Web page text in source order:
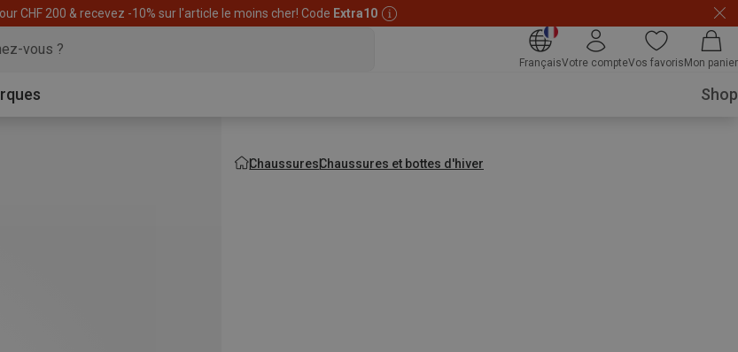
CHF 200 & recevez -10% sur l'article le moins cher! Code Extra10
FrançaisVotre compteVos favoris Mon panier
Shop
ChaussuresChaussures et bottes d'hiver